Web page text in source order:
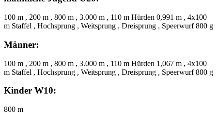
100 m , 200 m , 800 m , 3.000 m , 110 m Hürden 0,991 m , 4x100
m Staffel , Hochsprung , Weitsprung , Dreisprung , Speerwurf 800 g
Männer:
100 m , 200 m , 800 m , 3.000 m , 110 m Hürden 1,067 m , 4x100
m Staffel , Hochsprung , Weitsprung , Dreisprung , Speerwurf 800 g
Kinder W10:
800 m